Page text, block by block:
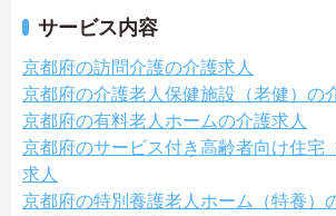
サービス内容
京都府の訪問介護の介護求人
京都府の介護老人保健施設（老健）の
京都府の有料老人ホームの介護求人
京都府のサービス付き高齢者向け住宅
求人
京都府の特別養護老人ホーム（特養）